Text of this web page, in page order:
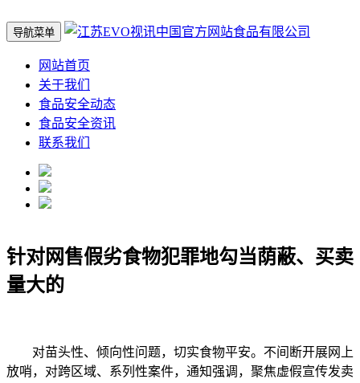
导航菜单
网站首页
关于我们
食品安全动态
食品安全资讯
联系我们
针对网售假劣食物犯罪地勾当荫蔽、买卖
量大的
对苗头性、倾向性问题，切实食物平安。不间断开展网上
放哨，对跨区域、系列性案件，通知强调，聚焦虚假宣传发卖